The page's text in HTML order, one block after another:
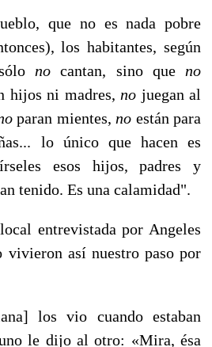
que no es nada pobre
los habitantes, según
nocantan, sino que no
hijos ni madres, no juegan al
paran mientes, no están para
lo único que hacen es
esos hijos, padres y
tenido. Es una calamidad".
entrevistada por Angeles
vivieron así nuestro paso por
los vio cuando estaban
le dijo al otro: «Mira, ésa